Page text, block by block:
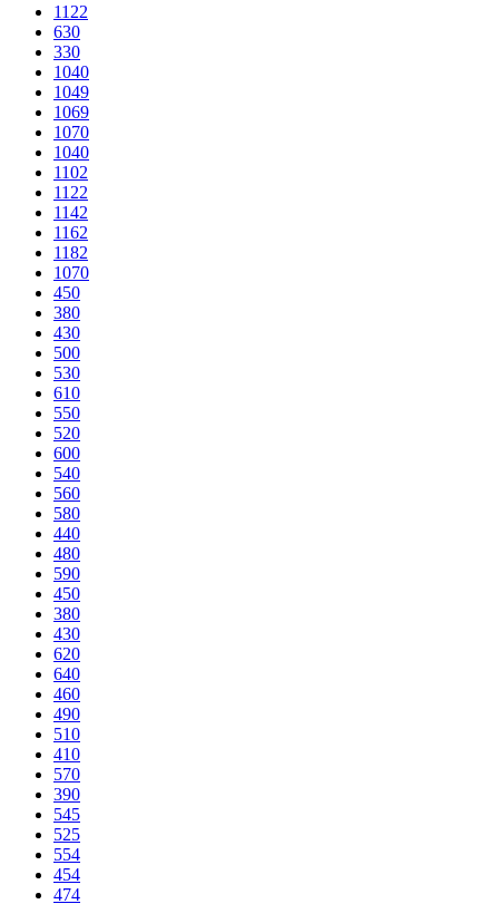
1122
630
330
1040
1049
1069
1070
1040
1102
1122
1142
1162
1182
1070
450
380
430
500
530
610
550
520
600
540
560
580
440
480
590
450
380
430
620
640
460
490
510
410
570
390
545
525
554
454
474